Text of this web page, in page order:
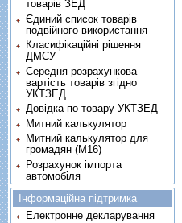
товарів ЗЕД
Єдиний список товарів
подвійного використання
Класифікаційні рішення
ДМСУ
Середня розрахункова
вартість товарів згідно
УКТЗЕД
Довідка по товару УКТЗЕД
Митний калькулятор
Митний калькулятор для
громадян (М16)
Розрахунок імпорта
автомобіля
Інформаційна підтримка
Електронне декларування